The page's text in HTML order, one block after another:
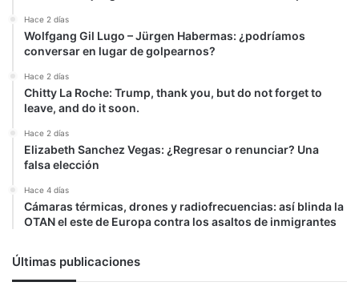
Hace 2 días
Wolfgang Gil Lugo – Jürgen Habermas: ¿podríamos
conversar en lugar de golpearnos?
Hace 2 días
Chitty La Roche: Trump, thank you, but do not forget to
leave, and do it soon.
Hace 2 días
Elizabeth Sanchez Vegas: ¿Regresar o renunciar? Una
falsa elección
Hace 4 días
Cámaras térmicas, drones y radiofrecuencias: así blinda la
OTAN el este de Europa contra los asaltos de inmigrantes
Últimas publicaciones